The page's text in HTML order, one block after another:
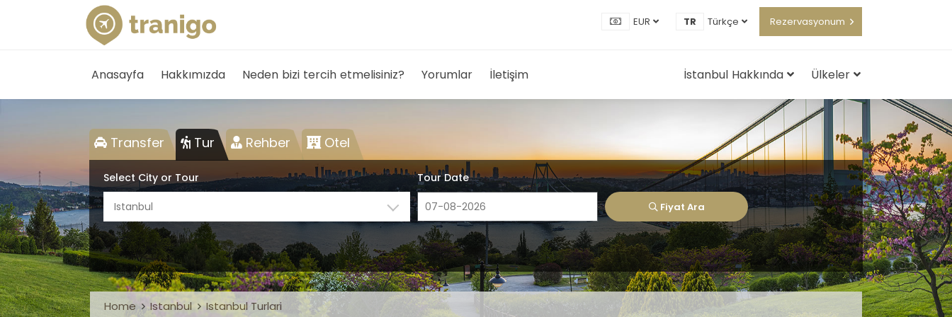
EUR TR Türkçe Rezervasyonum
Anasayfa Hakkımızda Neden bizi tercih etmelisiniz? Yorumlar İletişim Ülkeler
İstanbul Hakkında
Transfer Tur Rehber Otel
Select City or Tour
Istanbul
Tour Date
Fiyat Ara
Home Istanbul Istanbul Turlari